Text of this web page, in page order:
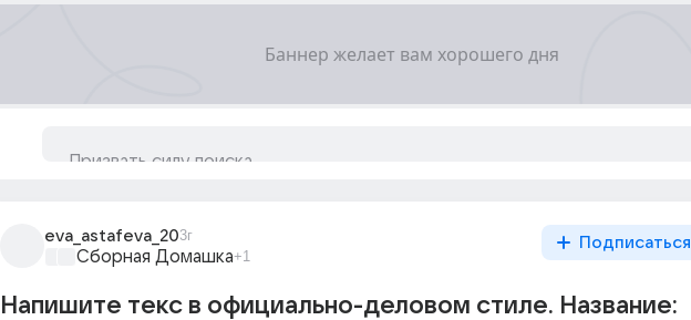
eva_astafeva_203г
Сборная Домашка+1
Подписаться
Напишите текс в официально-деловом стиле. Название: